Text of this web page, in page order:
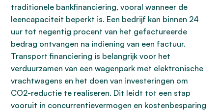
traditionele bankfinanciering, vooral wanneer de
leencapaciteit beperkt is. Een bedrijf kan binnen 24
uur tot negentig procent van het gefactureerde
bedrag ontvangen na indiening van een factuur.
Transport financiering is belangrijk voor het
verduurzamen van een wagenpark met elektronische
vrachtwagens en het doen van investeringen om
CO2-reductie te realiseren. Dit leidt tot een stap
vooruit in concurrentievermogen en kostenbesparing